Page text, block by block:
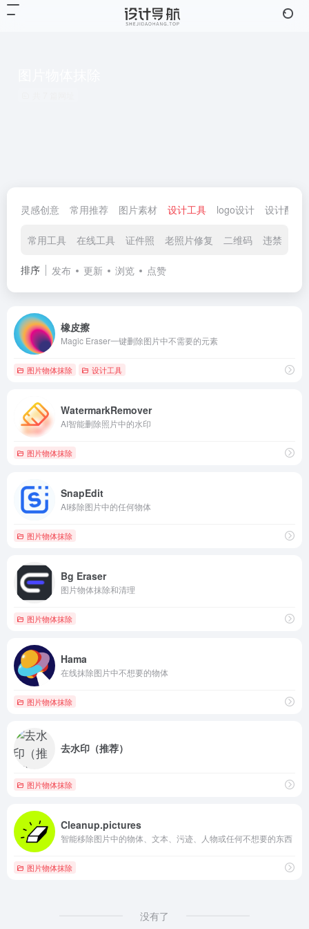
灵感创意 常用推荐 图片素材 设计工具 logo设计 设计配色
常用工具 在线工具 证件照 老照片修复 二维码 违禁词查
排序 发布 更新 浏览 点赞
橡皮擦
Magic Eraser一键删除图片中不需要的元素
图片物体抹除 设计工具
WatermarkRemover
AI智能删除照片中的水印
图片物体抹除
SnapEdit
AI移除图片中的任何物体
图片物体抹除
Bg Eraser
图片物体抹除和清理
图片物体抹除
Hama
在线抹除图片中不想要的物体
图片物体抹除
去水印（推荐）
图片物体抹除
Cleanup.pictures
智能移除图片中的物体、文本、污迹、人物或任何不想要的东西
图片物体抹除
没有了